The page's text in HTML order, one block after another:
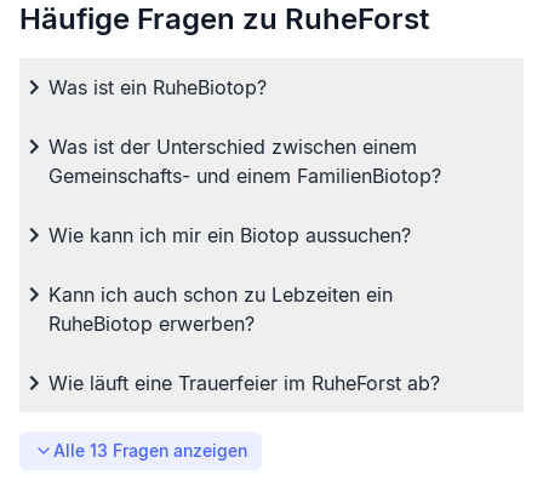
Häufige Fragen zu RuheForst
Was ist ein RuheBiotop?
Was ist der Unterschied zwischen einem
Gemeinschafts- und einem FamilienBiotop?
Wie kann ich mir ein Biotop aussuchen?
Kann ich auch schon zu Lebzeiten ein
RuheBiotop erwerben?
Wie läuft eine Trauerfeier im RuheForst ab?
Alle 13 Fragen anzeigen